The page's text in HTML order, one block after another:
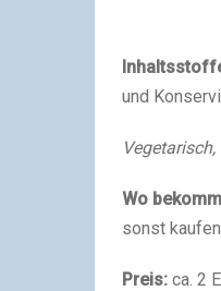
und
Wo
sonst
Preis: ca. 2